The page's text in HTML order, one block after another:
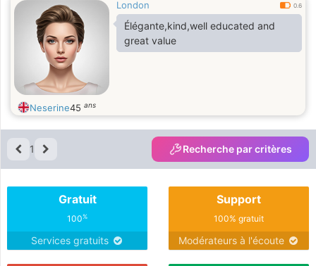
London 0.6
Élégante,kind,well educated and
great value
Neserine45 ans
1 Recherche par critères
Gratuit
100%
Services gratuits
Support
100% gratuit
Modérateurs à l'écoute